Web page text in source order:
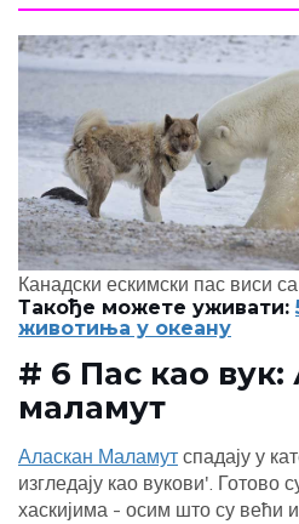
Канадски ескимски пас виси
Такође можете уживати:
животиња у океану
# 6 Пас као
маламут
Аласкан Маламут спадају у
изгледају као вукови'. Готово
хаскијима - осим што су већи